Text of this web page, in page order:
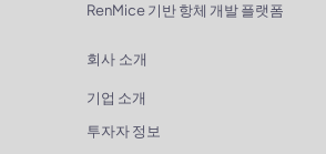
RenMice 기반 항체 개발 플랫폼
회사 소개
기업 소개
투자자 정보